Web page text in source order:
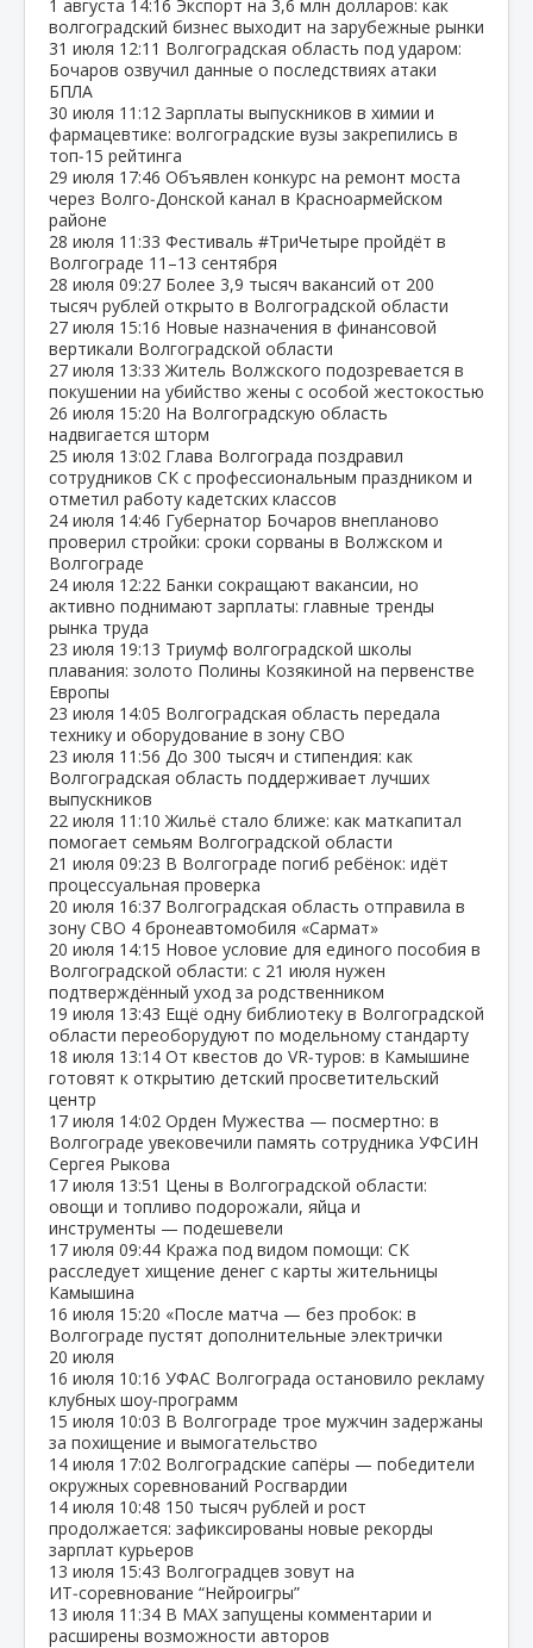
1 августа 14:16 Экспорт на 3,6 млн долларов: как
волгоградский бизнес выходит на зарубежные рынки
31 июля 12:11 Волгоградская область под ударом:
Бочаров озвучил данные о последствиях атаки
БПЛА
30 июля 11:12 Зарплаты выпускников в химии и
фармацевтике: волгоградские вузы закрепились в
топ‑15 рейтинга
29 июля 17:46 Объявлен конкурс на ремонт моста
через Волго‑Донской канал в Красноармейском
районе
28 июля 11:33 Фестиваль #ТриЧетыре пройдёт в
Волгограде 11–13 сентября
28 июля 09:27 Более 3,9 тысяч вакансий от 200
тысяч рублей открыто в Волгоградской области
27 июля 15:16 Новые назначения в финансовой
вертикали Волгоградской области
27 июля 13:33 Житель Волжского подозревается в
покушении на убийство жены с особой жестокостью
26 июля 15:20 На Волгоградскую область
надвигается шторм
25 июля 13:02 Глава Волгограда поздравил
сотрудников СК с профессиональным праздником и
отметил работу кадетских классов
24 июля 14:46 Губернатор Бочаров внепланово
проверил стройки: сроки сорваны в Волжском и
Волгограде
24 июля 12:22 Банки сокращают вакансии, но
активно поднимают зарплаты: главные тренды
рынка труда
23 июля 19:13 Триумф волгоградской школы
плавания: золото Полины Козякиной на первенстве
Европы
23 июля 14:05 Волгоградская область передала
технику и оборудование в зону СВО
23 июля 11:56 До 300 тысяч и стипендия: как
Волгоградская область поддерживает лучших
выпускников
22 июля 11:10 Жильё стало ближе: как маткапитал
помогает семьям Волгоградской области
21 июля 09:23 В Волгограде погиб ребёнок: идёт
процессуальная проверка
20 июля 16:37 Волгоградская область отправила в
зону СВО 4 бронеавтомобиля «Сармат»
20 июля 14:15 Новое условие для единого пособия в
Волгоградской области: с 21 июля нужен
подтверждённый уход за родственником
19 июля 13:43 Ещё одну библиотеку в Волгоградской
области переоборудуют по модельному стандарту
18 июля 13:14 От квестов до VR‑туров: в Камышине
готовят к открытию детский просветительский
центр
17 июля 14:02 Орден Мужества — посмертно: в
Волгограде увековечили память сотрудника УФСИН
Сергея Рыкова
17 июля 13:51 Цены в Волгоградской области:
овощи и топливо подорожали, яйца и
инструменты — подешевели
17 июля 09:44 Кража под видом помощи: СК
расследует хищение денег с карты жительницы
Камышина
16 июля 15:20 «После матча — без пробок: в
Волгограде пустят дополнительные электрички
20 июля
16 июля 10:16 УФАС Волгограда остановило рекламу
клубных шоу‑программ
15 июля 10:03 В Волгограде трое мужчин задержаны
за похищение и вымогательство
14 июля 17:02 Волгоградские сапёры — победители
окружных соревнований Росгвардии
14 июля 10:48 150 тысяч рублей и рост
продолжается: зафиксированы новые рекорды
зарплат курьеров
13 июля 15:43 Волгоградцев зовут на
ИТ‑соревнование “Нейроигры”
13 июля 11:34 В МАХ запущены комментарии и
расширены возможности авторов